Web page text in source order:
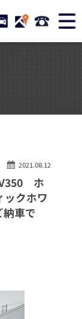
専門 船
STOCK ACCESS 047-
庫リスト
店舗紹介
セスマップ
自動車保険
クルート
ッフblog
2021.08.12
ホ
クホワ
車で